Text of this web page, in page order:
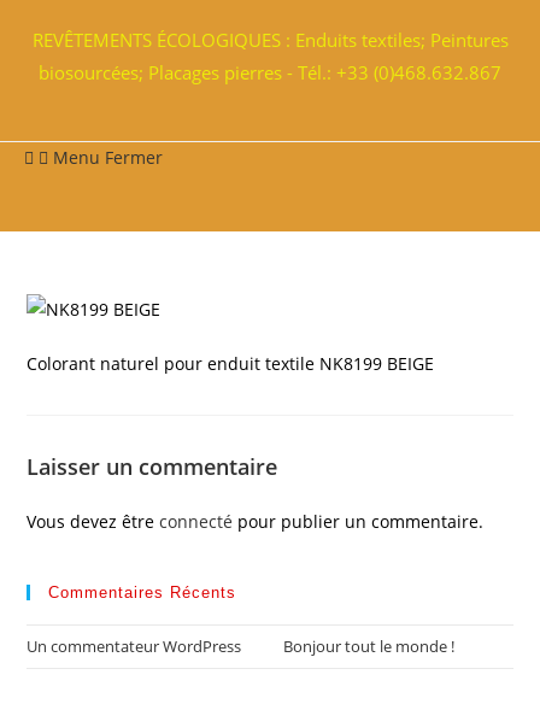
REVÊTEMENTS ÉCOLOGIQUES : Enduits textiles; Peintures
biosourcées; Placages pierres - Tél.: +33 (0)468.632.867
Menu Fermer
Colorant naturel pour enduit textile NK8199 BEIGE
Laisser un commentaire
Vous devez êtreconnecté pour publier un commentaire.
Commentaires Récents
Un commentateur WordPress Bonjour tout le monde !